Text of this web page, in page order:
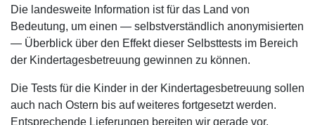
Die landesweite Information ist für das Land von
Bedeutung, um einen — selbstverständlich anonymisierten
— Überblick über den Effekt dieser Selbsttests im Bereich
der Kindertagesbetreuung gewinnen zu können.
Die Tests für die Kinder in der Kindertagesbetreuung sollen
auch nach Ostern bis auf weiteres fortgesetzt werden.
Entsprechende Lieferungen bereiten wir gerade vor.